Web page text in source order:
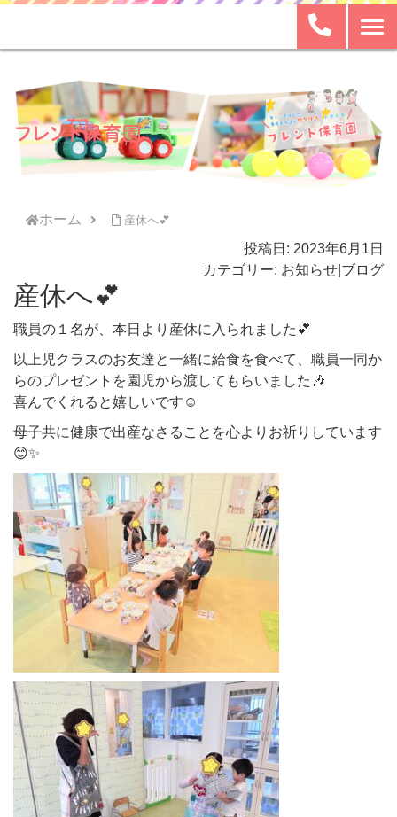
ホーム 産休へ💕
投稿日: 2023年6月1日
カテゴリー: お知らせ ブログ
産休へ💕
職員の１名が、本日より産休に入られました💕
以上児クラスのお友達と一緒に給食を食べて、職員一同か
らのプレゼントを園児から渡してもらいました🎶
喜んでくれると嬉しいです☺️
母子共に健康で出産なさることを心よりお祈りしています
😊✨